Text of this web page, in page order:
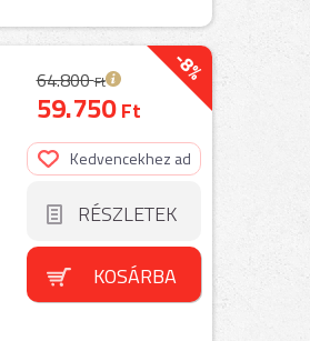
-8%
64.800Ft
59.750Ft
Kedvencekhez ad
RÉSZLETEK
KOSÁRBA